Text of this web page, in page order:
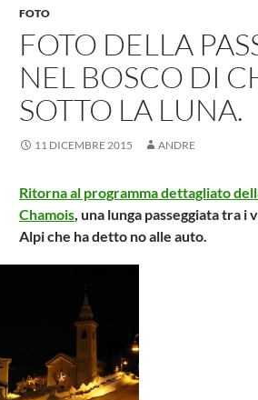
FOTO
FOTO DELLA
NEL BOSCO DI
SOTTO LA LUNA.
11 DICEMBRE 2015 ANDRE
Ritorna al programma dettagliato
Chamois, una lunga passeggiata tra i
Alpi che ha detto no alle auto.